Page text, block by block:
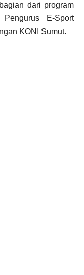
dari program
E-Sport
KONI Sumut.